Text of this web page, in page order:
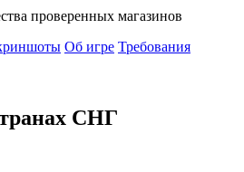
проверенных магазинов
Об игре Требования
СНГ